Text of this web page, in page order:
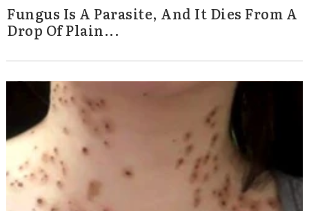
Fungus Is A Parasite, And It Dies From A
Drop Of Plain...